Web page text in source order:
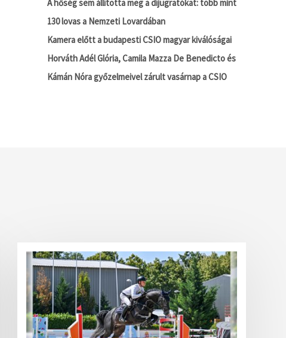
A hőség sem állította meg a díjugratókat: több mint
130 lovas a Nemzeti Lovardában
Kamera előtt a budapesti CSIO magyar kiválóságai
Horváth Adél Glória, Camila Mazza De Benedicto és
Kámán Nóra győzelmeivel zárult vasárnap a CSIO